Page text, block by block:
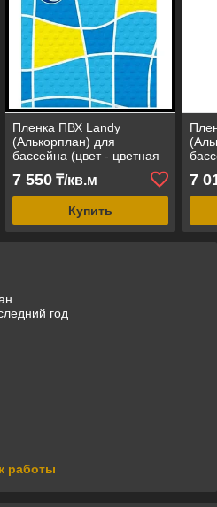
Пленка ПВХ Landy
(Алькорплан) для
бассейна (цвет - цветная
мозайка антислип,
ширина = 1,80 м,
армированная)
7 550₸/кв.м
Купить
7
год
работы